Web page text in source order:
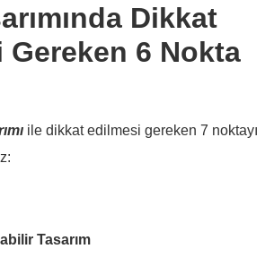
Dikkat
Gereken 6 Nokta
ile dikkat edilmesi gereken 7 noktayı
Tasarım